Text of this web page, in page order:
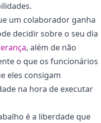
um colaborador ganha
decidir sobre o seu dia
, além de não
o que os funcionários
eles consigam
na hora de executar
é a liberdade que